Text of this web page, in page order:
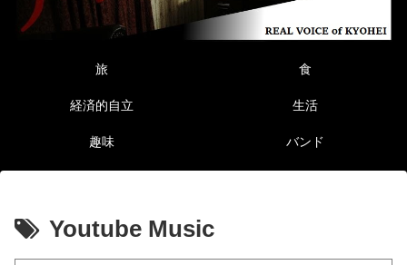
旅 食
経済的自立 生活
趣味 バンド
Youtube Music